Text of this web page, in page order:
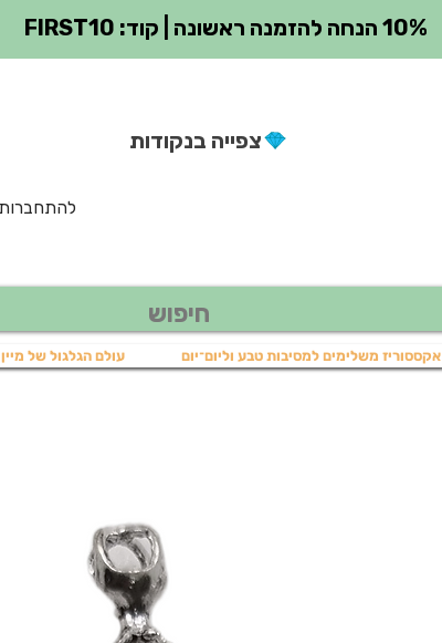
צפייה בנקודות
להתחברות
אקססוריז משלימים למסיבות טבע וליום־יום עולם הגלגול של